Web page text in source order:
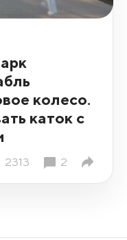
колесо.
каток с
2313 2